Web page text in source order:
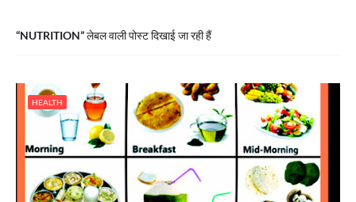
NUTRITION लेबल वाली पोस्ट दिखाई जा रही हैं
HEALTH